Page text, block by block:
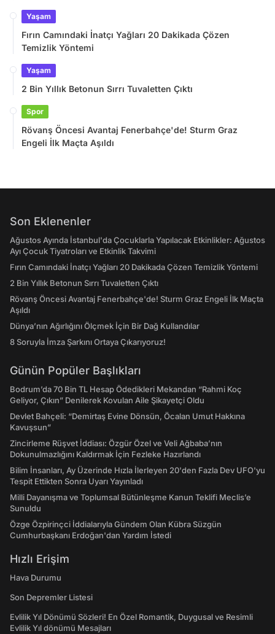
Yaşam
Fırın Camındaki İnatçı Yağları 20 Dakikada Çözen
Temizlik Yöntemi
Yaşam
2 Bin Yıllık Betonun Sırrı Tuvaletten Çıktı
Spor
Rövanş Öncesi Avantaj Fenerbahçe'de! Sturm Graz
Engeli İlk Maçta Aşıldı
Son Eklenenler
Ağustos Ayında İstanbul'da Çocuklarla Yapılacak Etkinlikler: Ağustos
Ayı Çocuk Tiyatroları ve Etkinlik Takvimi
Fırın Camındaki İnatçı Yağları 20 Dakikada Çözen Temizlik Yöntemi
2 Bin Yıllık Betonun Sırrı Tuvaletten Çıktı
Rövanş Öncesi Avantaj Fenerbahçe'de! Sturm Graz Engeli İlk Maçta
Aşıldı
Dünya’nın Ağırlığını Ölçmek İçin Bir Dağ Kullandılar
8 Soruyla İmza Şarkını Ortaya Çıkarıyoruz!
Günün Popüler Başlıkları
Bodrum’da 70 Bin TL Hesap Ödedikleri Mekandan “Rahmi Koç
Geliyor, Çıkın” Denilerek Kovulan Aile Şikayetçi Oldu
Devlet Bahçeli: “Demirtaş Evine Dönsün, Öcalan Umut Hakkına
Kavuşsun”
Zincirleme Rüşvet İddiası: Özgür Özel ve Veli Ağbaba’nın
Dokunulmazlığını Kaldırmak İçin Fezleke Hazırlandı
Bilim İnsanları, Ay Üzerinde Hızla İlerleyen 20'den Fazla Dev UFO'yu
Tespit Ettikten Sonra Uyarı Yayınladı
Milli Dayanışma ve Toplumsal Bütünleşme Kanun Teklifi Meclis’e
Sunuldu
Özge Özpirinçci İddialarıyla Gündem Olan Kübra Süzgün
Cumhurbaşkanı Erdoğan'dan Yardım İstedi
Hızlı Erişim
Hava Durumu
Son Depremler Listesi
Evlilik Yıl Dönümü Sözleri! En Özel Romantik, Duygusal ve Resimli
Evlilik Yıl dönümü Mesajları